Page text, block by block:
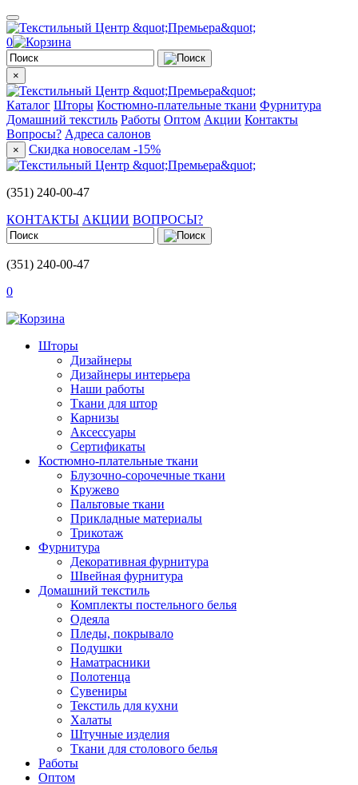
0
×
Каталог Шторы Костюмно-плательные ткани Фурнитура
Домашний текстиль Работы Оптом Акции Контакты
Вопросы? Адреса салонов
× Скидка новоселам -15%
(351) 240-00-47
КОНТАКТЫ АКЦИИ ВОПРОСЫ?
(351) 240-00-47
0
Шторы
Дизайнеры
Дизайнеры интерьера
Наши работы
Ткани для штор
Карнизы
Аксессуары
Сертификаты
Костюмно-плательные ткани
Блузочно-сорочечные ткани
Кружево
Пальтовые ткани
Прикладные материалы
Трикотаж
Фурнитура
Декоративная фурнитура
Швейная фурнитура
Домашний текстиль
Комплекты постельного белья
Одеяла
Пледы, покрывало
Подушки
Наматрасники
Полотенца
Сувениры
Текстиль для кухни
Халаты
Штучные изделия
Ткани для столового белья
Работы
Оптом